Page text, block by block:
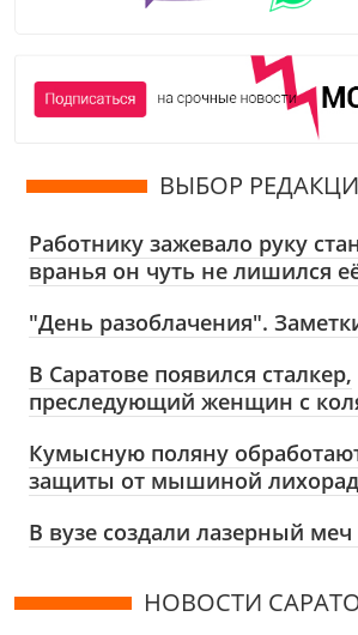
ВЫБОР
Работнику зажевало руку
вранья он чуть не лишился
"День разоблачения".
В Саратове появился сталкер,
преследующий женщин с
Кумысную поляну
защиты от мышиной
В вузе создали лазерный меч
НОВОСТИ